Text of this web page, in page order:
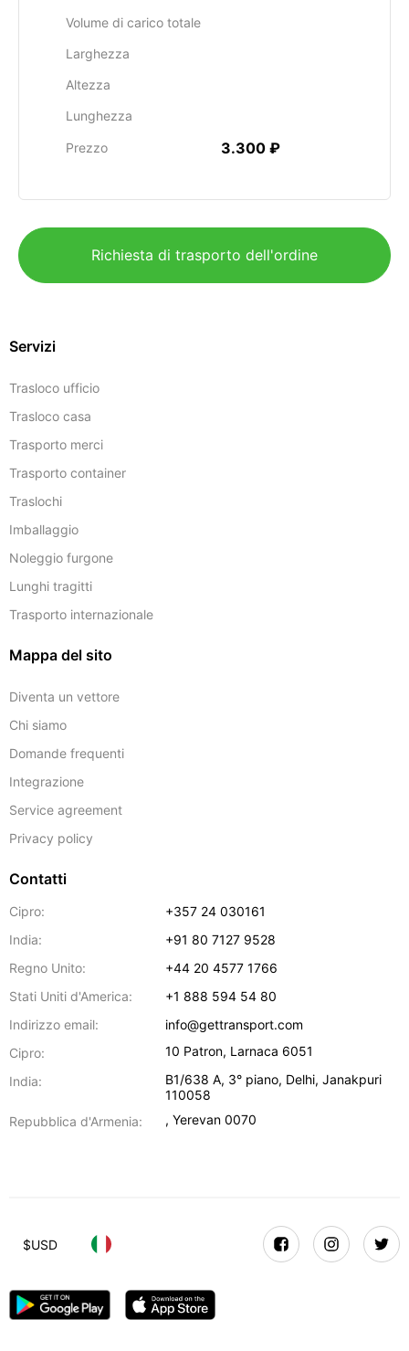
Volume di carico totale
Larghezza
Altezza
Lunghezza
Prezzo 3.300 ₽
Richiesta di trasporto dell'ordine
Servizi
Trasloco ufficio
Trasloco casa
Trasporto merci
Trasporto container
Traslochi
Imballaggio
Noleggio furgone
Lunghi tragitti
Trasporto internazionale
Mappa del sito
Diventa un vettore
Chi siamo
Domande frequenti
Integrazione
Service agreement
Privacy policy
Contatti
Cipro:
+357 24 030161
India:
+91 80 7127 9528
Regno Unito:
+44 20 4577 1766
Stati Uniti d'America:
+1 888 594 54 80
Indirizzo email:
info@gettransport.com
Cipro:
10 Patron, Larnaca 6051
India:
B1/638 A, 3° piano, Delhi,Janakpuri
110058
Repubblica d'Armenia:
,Yerevan 0070
$USD